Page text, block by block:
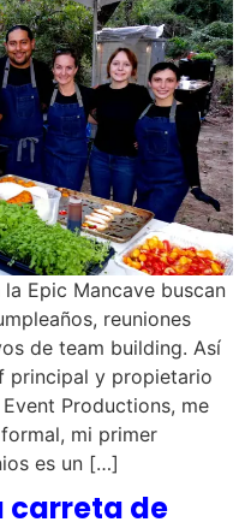
Epic Mancave buscan
reuniones
de team building. Así
principal y propietario
Productions, me
mi primer
es un […]
carreta de